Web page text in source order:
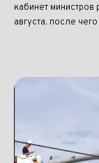
кабинет министров
августа, после